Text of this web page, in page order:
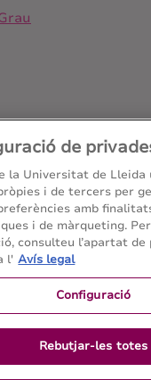
Grau en Llengües
en Filologia
- Universitat de Lleida
Contacte
de
la Universitat de
i de tercers per
amb
i de màrqueting.
consulteu l’apartat de
l' Avís legal
Configuració
Rebutjar-les totes